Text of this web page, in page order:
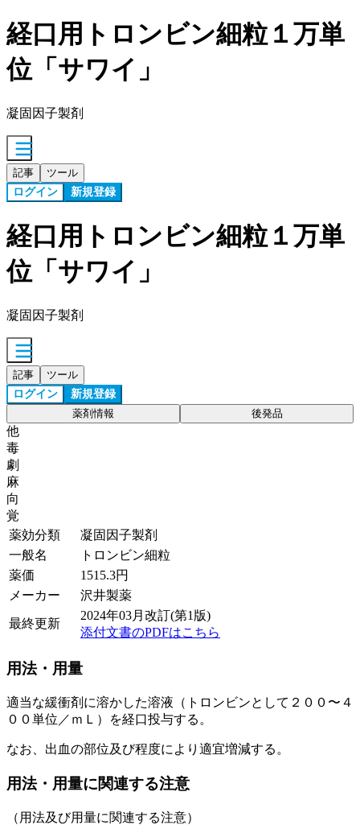
経口用トロンビン細粒１万単
位「サワイ」
凝固因子製剤
記事 ツール
ログイン 新規登録
経口用トロンビン細粒１万単
位「サワイ」
凝固因子製剤
記事 ツール
ログイン 新規登録
薬剤情報 後発品
他
毒
劇
麻
向
覚
薬効分類
凝固因子製剤
一般名
トロンビン細粒
薬価
1515.3円
メーカー
沢井製薬
最終更新
2024年03月改訂(第1版)
添付文書のPDFはこちら
用法・用量
適当な緩衝剤に溶かした溶液（トロンビンとして２００〜４
００単位／ｍＬ）を経口投与する。
なお、出血の部位及び程度により適宜増減する。
用法・用量に関連する注意
（用法及び用量に関連する注意）